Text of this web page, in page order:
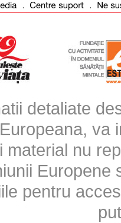
detaliate
va
material nu
Europene
pentru